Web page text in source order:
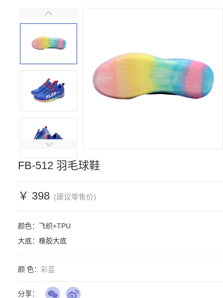
FB-512 羽毛球鞋
￥ 398(建议零售价)
颜色：飞织+TPU
大底：橡胶大底
颜 色： 彩蓝
分享：